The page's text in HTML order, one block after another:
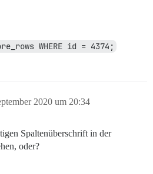
WHERE id = 4374;
2020 um 20:34
Spaltenüberschrift in der
oder?